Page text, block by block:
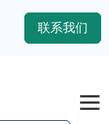
联系我们